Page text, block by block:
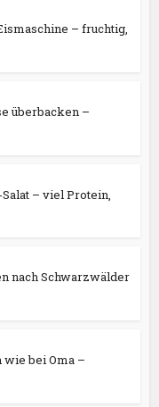
– fruchtig,
überbacken –
– viel Protein,
nach Schwarzwälder
bei Oma –